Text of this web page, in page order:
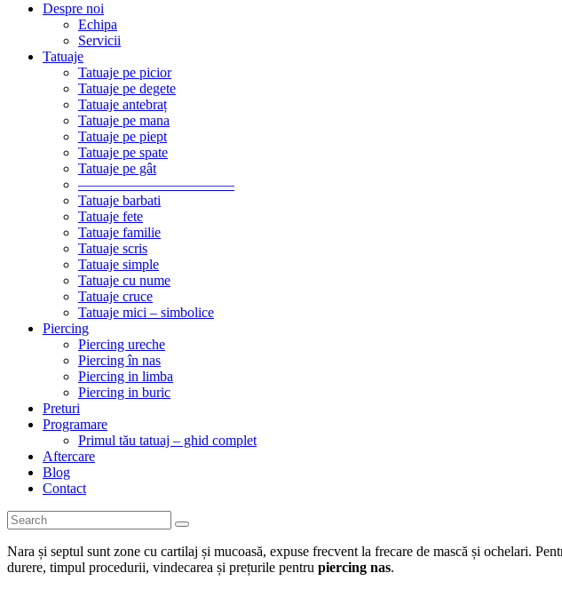
Despre noi
Echipa
Servicii
Tatuaje
Tatuaje pe picior
Tatuaje pe degete
Tatuaje antebraț
Tatuaje pe mana
Tatuaje pe piept
Tatuaje pe spate
Tatuaje pe gât
———————————
Tatuaje barbati
Tatuaje fete
Tatuaje familie
Tatuaje scris
Tatuaje simple
Tatuaje cu nume
Tatuaje cruce
Tatuaje mici – simbolice
Piercing
Piercing ureche
Piercing în nas
Piercing in limba
Piercing in buric
Preturi
Programare
Primul tău tatuaj – ghid complet
Aftercare
Blog
Contact
Nara și septul sunt zone cu cartilaj și mucoasă, expuse frecvent la frecare de mască și ochelari.
durere, timpul procedurii, vindecarea și prețurile pentru piercing nas.